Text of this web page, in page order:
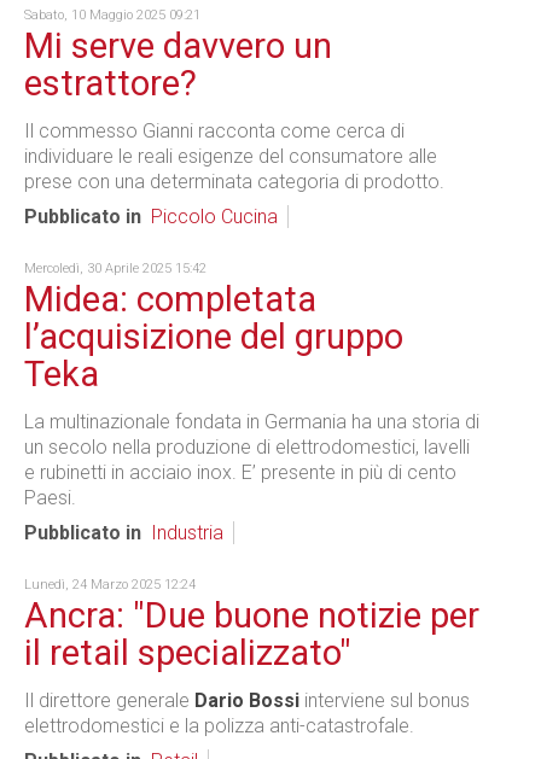
Sabato, 10 Maggio 2025 09:21
Mi serve davvero un
estrattore?
Il commesso Gianni racconta come cerca di
individuare le reali esigenze del consumatore alle
prese con una determinata categoria di prodotto.
Pubblicato in Piccolo Cucina
Mercoledì, 30 Aprile 2025 15:42
Midea: completata
l’acquisizione del gruppo
Teka
La multinazionale fondata in Germania ha una storia di
un secolo nella produzione di elettrodomestici, lavelli
e rubinetti in acciaio inox. E’ presente in più di cento
Paesi.
Pubblicato in
Industria
Lunedì, 24 Marzo 2025 12:24
Ancra: "Due buone notizie per
il retail specializzato"
Il direttore generale Dario Bossi interviene sul bonus
elettrodomestici e la polizza anti-catastrofale.